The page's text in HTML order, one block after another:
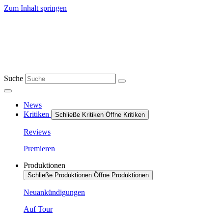
Zum Inhalt springen
Suche
News
Kritiken
Schließe Kritiken Öffne Kritiken
Reviews
Premieren
Produktionen
Schließe Produktionen Öffne Produktionen
Neuankündigungen
Auf Tour